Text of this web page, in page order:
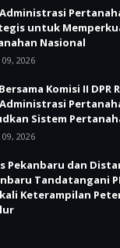
Administrasi
untuk
Nasional
09, 2026
Komisi II DPR
Administrasi
Sistem
09, 2026
Pekanbaru dan
Tandatangani
Keterampilan